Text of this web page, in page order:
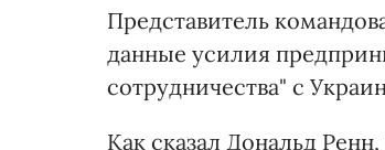
Представитель
данные усилия
сотрудничества" с
Как сказал Дональд